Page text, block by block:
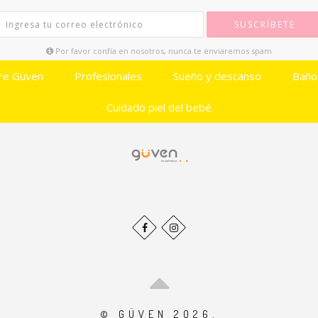
SUSCRÍBETE
Por favor confía en nosotros, nunca te enviaremos spam
Güven Profesionales Sueño y descanso
Cuidado piel del bebé
© GÜVEN 2026.